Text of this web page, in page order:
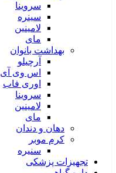
سروینا
سینره
لامینین
مای
بهداشت بانوان
آرچیلو
اس وی آی
اوری فاب
سروینا
لامینین
مای
دهان و دندان
کرم موبر
سنیره
تجهیزات پزشکی